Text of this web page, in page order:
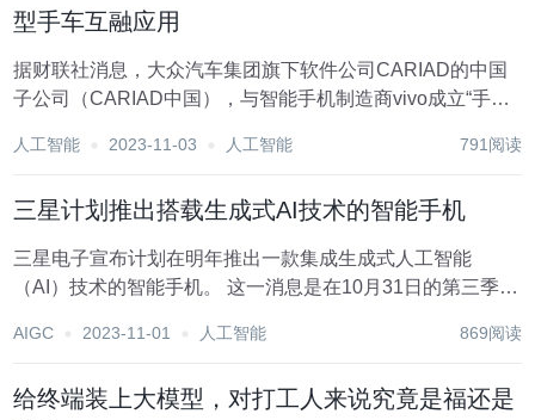
型手车互融应用
据财联社消息，大众汽车集团旗下软件公司CARIAD的中国
子公司（CARIAD中国），与智能手机制造商vivo成立“手车
CARIAD在软硬件整合和出行产品方面的研发能力，依托
人工智能 2023-11-03 人工智能 791阅读
三星计划推出搭载生成式AI技术的智能手机
三星电子宣布计划在明年推出一款集成生成式人工智能
（AI）技术的智能手机。 这一消息是在10月31日的第三季度
作为我们设备中的全新体验”，并补充说他们“计划从2024年
AIGC 2023-11-01 人工智能 869阅读
给终端装上大模型，对打工人来说究竟是福还是